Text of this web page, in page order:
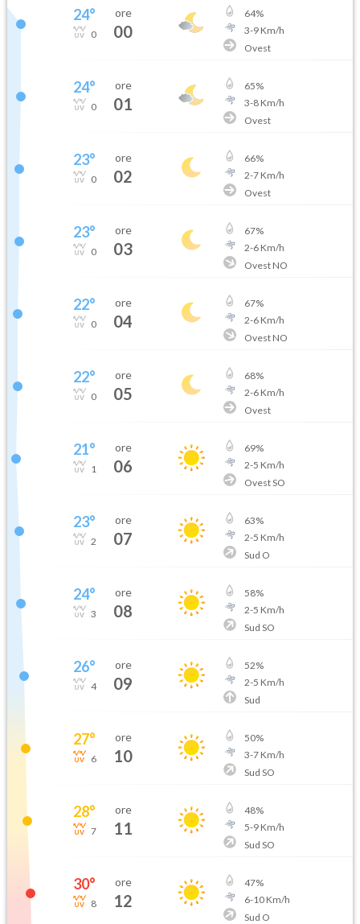
24°
0
ore
00
64%
3-9Km/h
Ovest
24°
0
ore
01
65%
3-8Km/h
Ovest
23°
0
ore
02
66%
2-7Km/h
Ovest
23°
0
ore
03
67%
2-6Km/h
Ovest NO
22°
0
ore
04
67%
2-6Km/h
Ovest NO
22°
0
ore
05
68%
2-6Km/h
Ovest
21°
1
ore
06
69%
2-5 Km/h
Ovest SO
23°
2
ore
07
63%
2-5 Km/h
Sud O
24°
3
ore
08
58%
2-5 Km/h
Sud SO
26°
4
ore
09
52%
2-5 Km/h
Sud
27°
6
ore
10
50%
3-7Km/h
Sud SO
28°
7
ore
11
48%
5-9Km/h
Sud SO
30°
8
ore
12
47%
6-10Km/h
Sud O